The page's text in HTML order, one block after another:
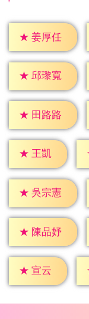
★ 姜厚任
★ 邱瓈寬
★ 田路路
★ 王凱
★ 吳宗憲
★ 陳品妤
★ 宣云